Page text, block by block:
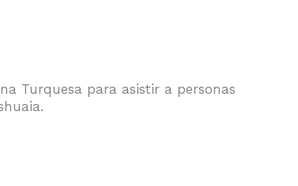
Turquesa para asistir a personas